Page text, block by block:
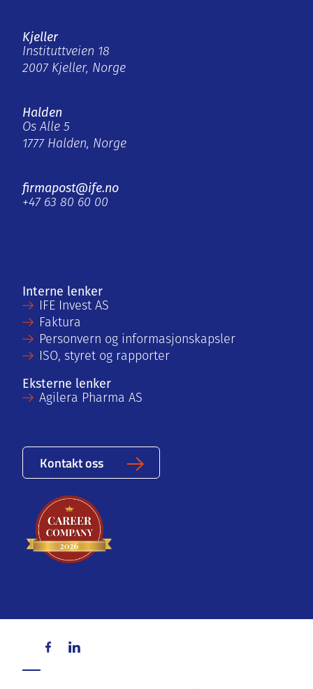
Kjeller
Instituttveien 18
2007 Kjeller, Norge
Halden
Os Alle 5
1777 Halden, Norge
firmapost@ife.no
+47 63 80 60 00
Interne lenker
IFE Invest AS
Faktura
Personvern og informasjonskapsler
ISO, styret og rapporter
Eksterne lenker
Agilera Pharma AS
Kontakt oss